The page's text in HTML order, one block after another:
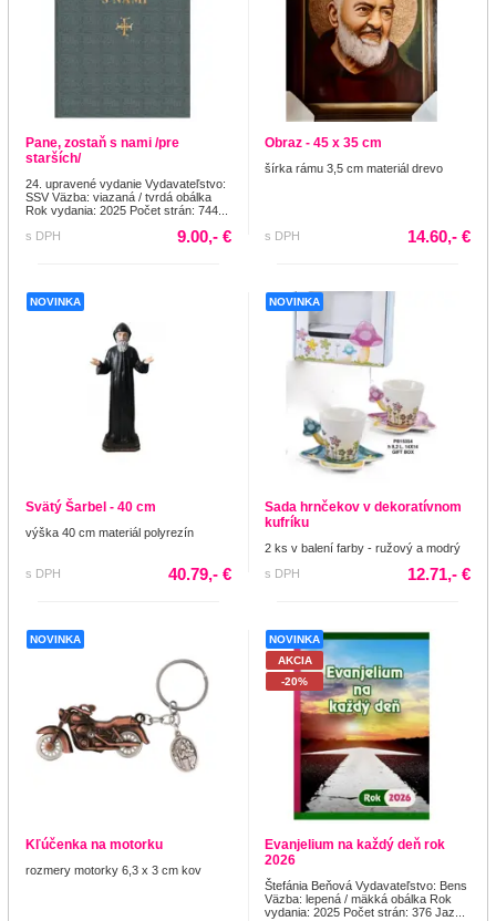
Pane, zostaň s nami /pre
starších/
24. upravené vydanie Vydavateľstvo:
SSV Väzba: viazaná / tvrdá obálka
Rok vydania: 2025 Počet strán: 744...
s DPH
9.00,- €
Obraz - 45 x 35 cm
šírka rámu 3,5 cm materiál drevo
s DPH 14.60,- €
NOVINKA
Svätý Šarbel - 40 cm
výška 40 cm materiál polyrezín
s DPH 40.79,- €
NOVINKA
Sada hrnčekov v dekoratívnom
kufríku
2 ks v balení farby - ružový a modrý
s DPH
12.71,- €
NOVINKA
Kľúčenka na motorku
rozmery motorky 6,3 x 3 cm kov
NOVINKA
AKCIA
-20%
Evanjelium na každý deň rok
2026
Štefánia Beňová Vydavateľstvo: Bens
Väzba: lepená / mäkká obálka Rok
vydania: 2025 Počet strán: 376 Jaz...